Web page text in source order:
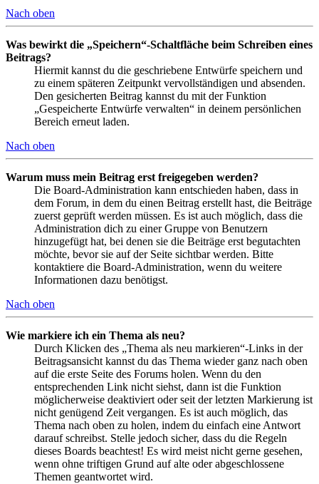
Nach oben
Was bewirkt die „Speichern“-Schaltfläche beim Schreiben eines
Beitrags?
Hiermit kannst du die geschriebene Entwürfe speichern und
zu einem späteren Zeitpunkt vervollständigen und absenden.
Den gesicherten Beitrag kannst du mit der Funktion
„Gespeicherte Entwürfe verwalten“ in deinem persönlichen
Bereich erneut laden.
Nach oben
Warum muss mein Beitrag erst freigegeben werden?
Die Board-Administration kann entschieden haben, dass in
dem Forum, in dem du einen Beitrag erstellt hast, die Beiträge
zuerst geprüft werden müssen. Es ist auch möglich, dass die
Administration dich zu einer Gruppe von Benutzern
hinzugefügt hat, bei denen sie die Beiträge erst begutachten
möchte, bevor sie auf der Seite sichtbar werden. Bitte
kontaktiere die Board-Administration, wenn du weitere
Informationen dazu benötigst.
Nach oben
Wie markiere ich ein Thema als neu?
Durch Klicken des „Thema als neu markieren“-Links in der
Beitragsansicht kannst du das Thema wieder ganz nach oben
auf die erste Seite des Forums holen. Wenn du den
entsprechenden Link nicht siehst, dann ist die Funktion
möglicherweise deaktiviert oder seit der letzten Markierung ist
nicht genügend Zeit vergangen. Es ist auch möglich, das
Thema nach oben zu holen, indem du einfach eine Antwort
darauf schreibst. Stelle jedoch sicher, dass du die Regeln
dieses Boards beachtest! Es wird meist nicht gerne gesehen,
wenn ohne triftigen Grund auf alte oder abgeschlossene
Themen geantwortet wird.